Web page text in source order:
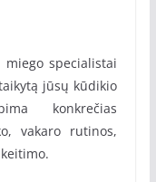
specialistai
jūsų kūdikio
konkrečias
vakaro rutinos,